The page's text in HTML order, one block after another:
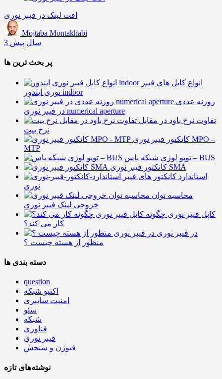
افت لینک در فیبر نوری
Mojtaba Montakhabi
3 سال پیش
پر بحث ترین ها
انواع کابل های فیبر
نوری ایندور indoor
روزنه عددی
در فیبر نوری numerical aperture
تفاوت نرخ باود در مقابل
نرخ بیت
کانکتور فیبر نوری MPO –
MTP
توپو لوژی شبکه باس – BUS
کانکتور فیبر نوری SMA
استاندارد کانکتور های فیبر
نوری
محاسبه توان
خروجی لینک فیبر نوری
کابل فیبر نوری چگونه
کار می کند؟
در فیبر نوری
منظور از هسته چیست ؟
دسته بندی ها
question
اکتیو شبکه
امنیت سایبری
سئو
شبکه
فناوری
فیبر نوری
فیوژن و سنجش
نوشته‌های تازه